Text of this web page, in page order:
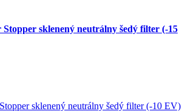
sklenený neutrálny šedý filter (-15